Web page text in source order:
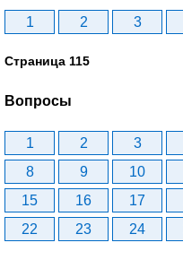
1 2 3
Страница 115
Вопросы
1 2 3
8
9 10
15
16 17
22
23 24